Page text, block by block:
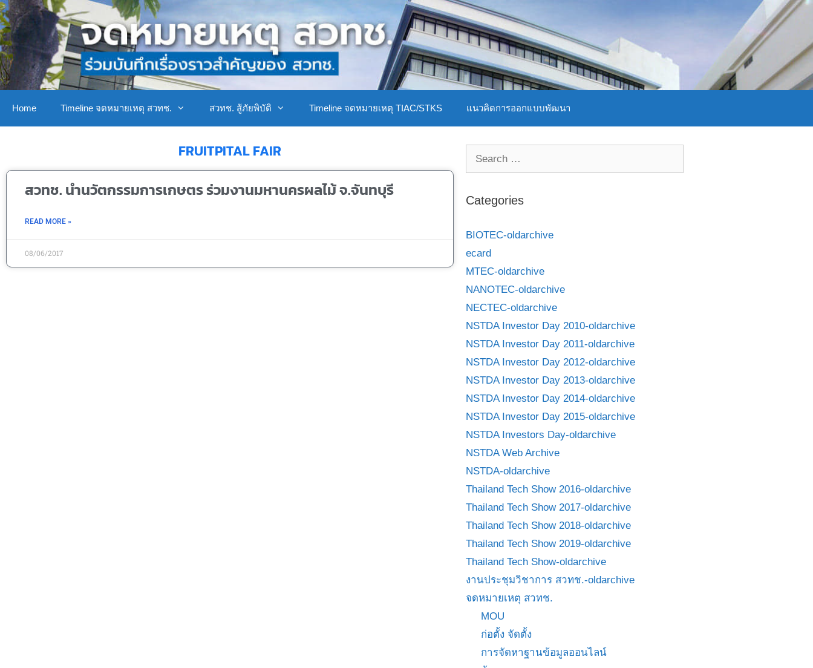
Home Timeline จดหมายเหตุ สวทช. สวทช. สู้ภัยพิบัติ Timeline จดหมายเหตุ TIAC/STKS แนวคิดการออกแบบพัฒนา
FRUITPITAL FAIR
สวทช. นำนวัตกรรมการเกษตร ร่วมงานมหานครผลไม้ จ.จันทบุรี
READ MORE »
08/06/2017
Categories
BIOTEC-oldarchive
ecard
MTEC-oldarchive
NANOTEC-oldarchive
NECTEC-oldarchive
NSTDA Investor Day 2010-oldarchive
NSTDA Investor Day 2011-oldarchive
NSTDA Investor Day 2012-oldarchive
NSTDA Investor Day 2013-oldarchive
NSTDA Investor Day 2014-oldarchive
NSTDA Investor Day 2015-oldarchive
NSTDA Investors Day-oldarchive
NSTDA Web Archive
NSTDA-oldarchive
Thailand Tech Show 2016-oldarchive
Thailand Tech Show 2017-oldarchive
Thailand Tech Show 2018-oldarchive
Thailand Tech Show 2019-oldarchive
Thailand Tech Show-oldarchive
งานประชุมวิชาการ สวทช.-oldarchive
จดหมายเหตุ สวทช.
MOU
ก่อตั้ง จัดตั้ง
การจัดหาฐานข้อมูลออนไลน์